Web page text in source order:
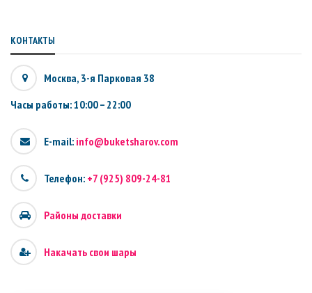
КОНТАКТЫ
Москва, 3-я Парковая 38
Часы работы: 10:00 – 22:00
E-mail: info@buketsharov.com
Телефон: +7 (925) 809-24-81
Районы доставки
Накачать свои шары